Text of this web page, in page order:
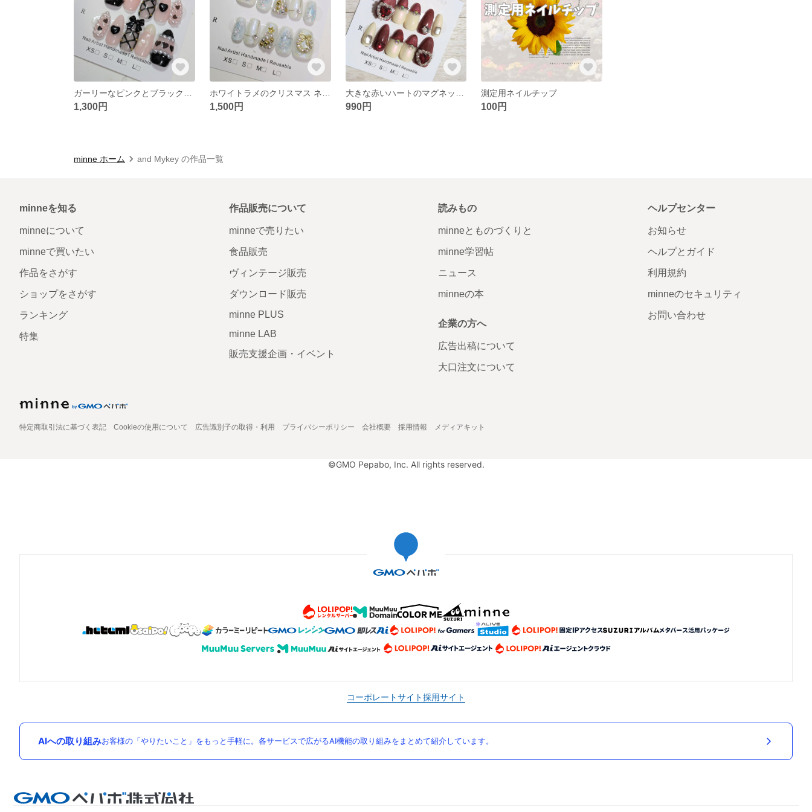
1,300円 1,500円 990円
測定用ネイルチップ
100円
minne ホーム and Mykey の作品一覧
minneを知る
minneについて
minneで買いたい
作品をさがす
ショップをさがす
ランキング
特集
作品販売について
minneで売りたい
食品販売
ヴィンテージ販売
ダウンロード販売
minne PLUS
minne LAB
販売支援企画・イベント
読みもの
minneとものづくりと
minne学習帖
ニュース
minneの本
企業の方へ
広告出稿について
大口注文について
ヘルプセンター
お知らせ
ヘルプとガイド
利用規約
minneのセキュリティ
お問い合わせ
特定商取引法に基づく表記 Cookieの使用について 広告識別子の取得・利用 プライバシーポリシー 会社概要 採用情報 メディアキット
©GMO Pepabo, Inc. All rights reserved.
コーポレートサイト採用サイト
AIへの取り組みお客様の「やりたいこと」をもっと手軽に。各サービスで広がるAI機能の取り組みをまとめて紹介しています。